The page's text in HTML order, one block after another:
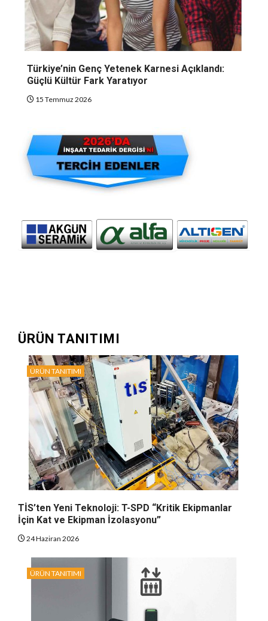
Türkiye’nin Genç Yetenek Karnesi Açıklandı:
Güçlü Kültür Fark Yaratıyor
15 Temmuz 2026
ÜRÜN TANITIMI
ÜRÜN TANITIMI
TİS’ten Yeni Teknoloji: T-SPD “Kritik Ekipmanlar
İçin Kat ve Ekipman İzolasyonu”
24 Haziran 2026
ÜRÜN TANITIMI